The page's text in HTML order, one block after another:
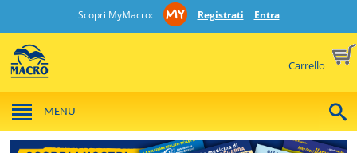
Scopri MyMacro: Registrati Entra
Carrello
MENU